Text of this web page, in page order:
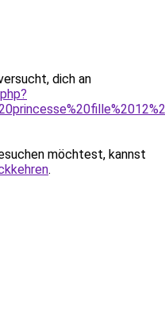
dich an
möchtest, kannst
.